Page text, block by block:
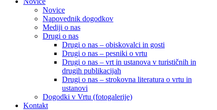
Novice
Napovednik dogodkov
Mediji o nas
Drugi o nas
Drugi o nas – obiskovalci in gosti
Drugi o nas – pesniki o vrtu
Drugi o nas – vrt in ustanova v turističnih in
drugih publikacijah
Drugi o nas – strokovna literatura o vrtu in
ustanovi
Dogodki v Vrtu (fotogalerije)
Kontakt